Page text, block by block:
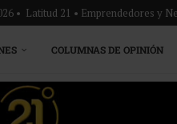
• Latitud 21 • Emprendedores y
COLUMNAS DE OPINIÓN